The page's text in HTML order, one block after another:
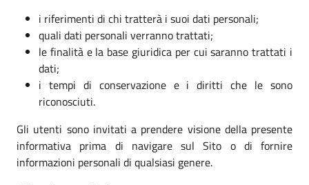
i riferimenti di chi tratterà i suoi dati personali;
quali dati personali verranno trattati;
le finalità e la base giuridica per cui saranno trattati i
dati;
i tempi di conservazione e i diritti che le sono
riconosciuti.
Gli utenti sono invitati a prendere visione della presente
informativa prima di navigare sul Sito o di fornire
informazioni personali di qualsiasi genere.